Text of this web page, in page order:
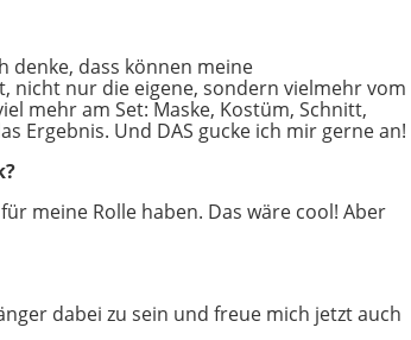
denke, dass können meine
nicht nur die eigene, sondern vielmehr vom
mehr am Set: Maske, Kostüm, Schnitt,
Ergebnis. Und DAS gucke ich mir gerne an!
meine Rolle haben. Das wäre cool! Aber
dabei zu sein und freue mich jetzt auch